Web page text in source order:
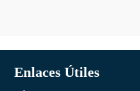
Enlaces Útiles